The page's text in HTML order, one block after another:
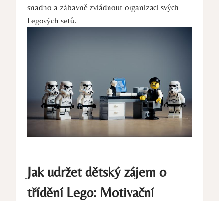
snadno a zábavně zvládnout organizaci svých
Legových setů.
Jak udržet‌ dětský zájem o
třídění Lego: Motivační